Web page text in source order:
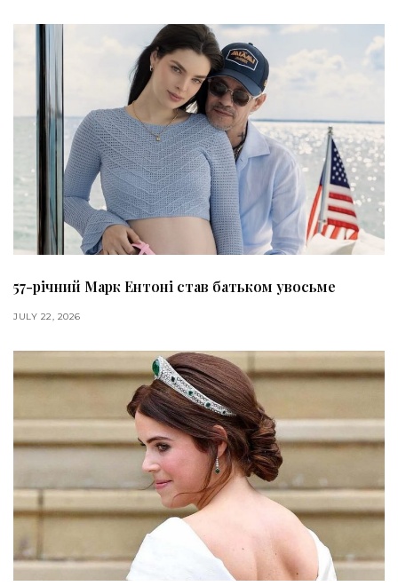
57-річний Марк Ентоні став батьком увосьме
JULY 22, 2026